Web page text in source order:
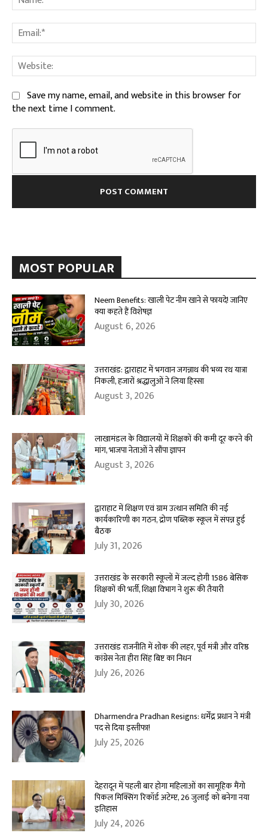
Save my name, email, and website in this browser for
the next time I comment.
MOST POPULAR
Neem Benefits: खाली पेट नीम खाने से फायदे! जानिए
क्या कहते हैं विशेषज्ञ
August 6, 2026
उत्तराखंड: द्वाराहाट में भगवान जगन्नाथ की भव्य रथ यात्रा
निकली, हजारों श्रद्धालुओं ने लिया हिस्सा
August 3, 2026
लाखामंडल के विद्यालयों में शिक्षकों की कमी दूर करने की
मांग, भाजपा नेताओं ने सौंपा ज्ञापन
August 3, 2026
द्वाराहाट में शिक्षण एवं ग्राम उत्थान समिति की नई
कार्यकारिणी का गठन, द्रोण पब्लिक स्कूल में संपन्न हुई
बैठक
July 31, 2026
उत्तराखंड के सरकारी स्कूलों में जल्द होगी 1586 बेसिक
शिक्षकों की भर्ती, शिक्षा विभाग ने शुरू की तैयारी
July 30, 2026
उत्तराखंड राजनीति में शोक की लहर, पूर्व मंत्री और वरिष्ठ
कांग्रेस नेता हीरा सिंह बिष्ट का निधन
July 26, 2026
Dharmendra Pradhan Resigns: धर्मेंद्र प्रधान ने मंत्री
पद से दिया इस्तीफा!
July 25, 2026
देहरादून में पहली बार होगा महिलाओं का सामूहिक मैंगो
पिकल मिक्सिंग रिकॉर्ड अटेम्प्ट, 26 जुलाई को बनेगा नया
इतिहास
July 24, 2026